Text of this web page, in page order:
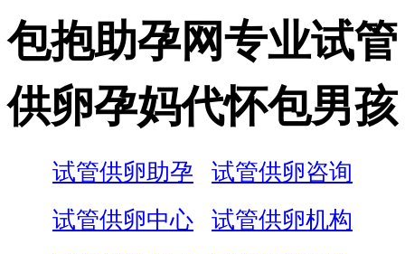
包抱助孕网专业试管
供卵孕妈代怀包男孩
试管供卵助孕
试管供卵咨询
试管供卵中心
试管供卵机构